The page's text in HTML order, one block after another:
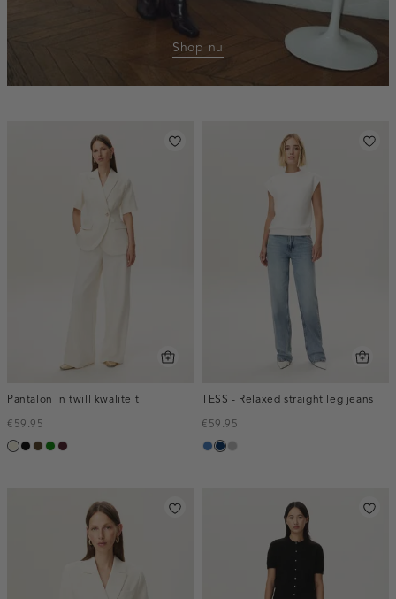
Shop nu
Pantalon in twill kwaliteit
€59.95
ecruzwart
toffee
groenpruim,
TESS - Relaxed straight leg jeans
€59.95
blauw,
blauw,
grijs,